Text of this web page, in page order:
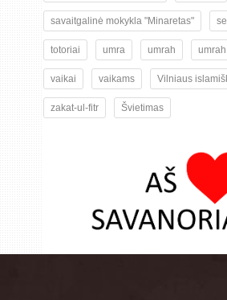
savaitgalinė mokykla "Minaretas"
totoriai umra umrah
vaikai vaikams Vilniaus
zakat-ul-fitr Švietimas